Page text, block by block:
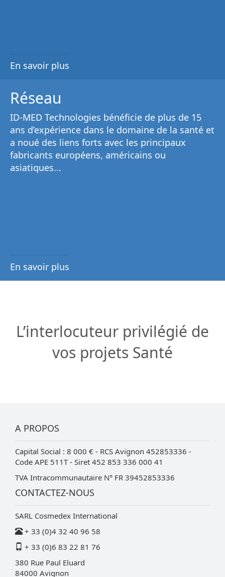
En savoir plus
Réseau
ID-MED Technologies bénéficie de plus de 15
ans d’expérience dans le domaine de la santé et
a noué des liens forts avec les principaux
fabricants européens, américains ou
asiatiques...
En savoir plus
L’interlocuteur privilégié de
vos projets Santé
A PROPOS
Capital Social : 8 000 € - RCS Avignon 452853336 -
Code APE 511T - Siret 452 853 336 000 41
TVA Intracommunautaire N° FR 39452853336
CONTACTEZ-NOUS
SARL Cosmedex International
+ 33 (0)4 32 40 96 58
+ 33 (0)6 83 22 81 76
380 Rue Paul Eluard
84000 Avignon